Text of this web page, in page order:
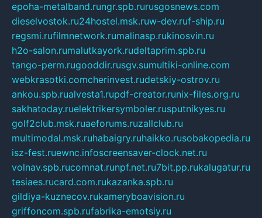
epoha-metalband.rungr.spb.rurusgosnews.com
dieselvostok.ru24hostel.msk.ruw-dev.ruf-ship.ru
regsmi.rufilmnetwork.rumalinasp.rukinosvin.ru
h2o-salon.rumalutkayork.rudeltaprim.spb.ru
tango-perm.rugooddir.rusgv.sumultiki-online.com
webkrasotki.comcherinvest.rudetskiy-ostrov.ru
ankou.spb.rualvesta1.rupdf-creator.runix-files.org.ru
sakhatoday.ruelektrikersymboler.rusputnikyes.ru
golf2club.msk.ruaeforums.ruzallclub.ru
multimodal.msk.ruhabaigry.ruhaikko.rusobakopedia.ru
isz-fest.ruewnc.infoscreensaver-clock.net.ru
volnav.spb.rucomnat.runpf.net.ru7bit.pp.rukalugatur.ru
tesiaes.rucard.com.rukazanka.spb.ru
gildiya-kuznecov.rukameryboavision.ru
griffoncom.spb.rufabrika-emotsiy.ru